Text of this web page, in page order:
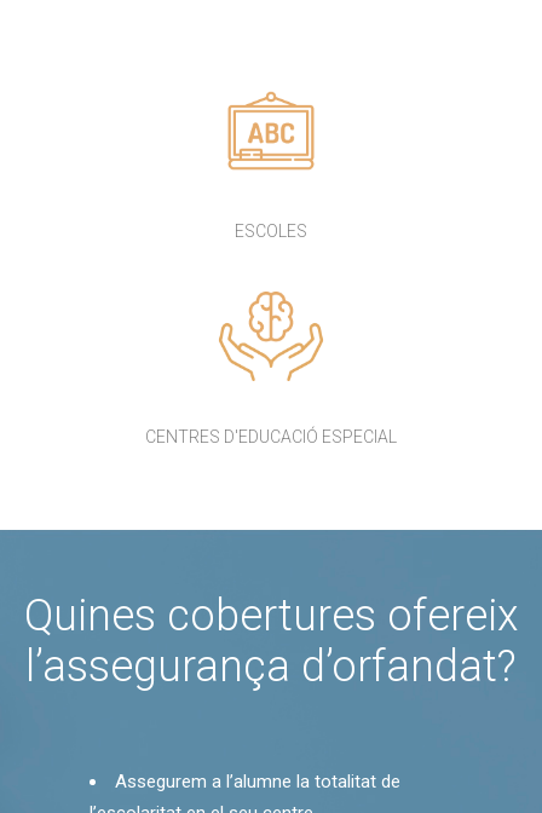
ESCOLES
CENTRES D'EDUCACIÓ ESPECIAL
Quines cobertures ofereix
l’assegurança d’orfandat?
Assegurem a l’alumne la totalitat de